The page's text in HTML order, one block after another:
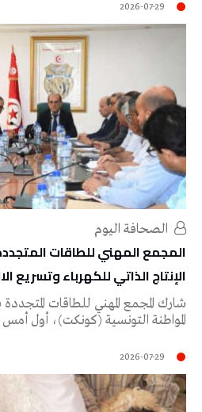
2026-07-29
المجمع المهني للطاقات
الإنتاج الذاتي للكهرباء وتسريع
شارك المجمع المهني للطاقات
المواطنة التونسية (كونكت)، أول أمس
2026-07-29